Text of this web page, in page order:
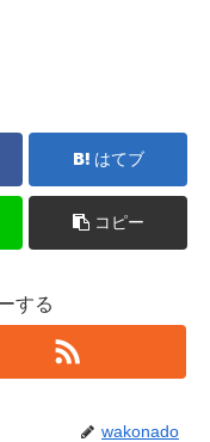
はてブ
コピー
する
wakonado